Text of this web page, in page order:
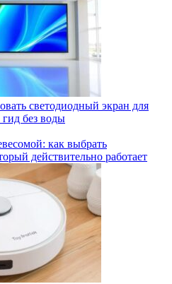
светодиодный экран для
без воды
как выбрать
действительно работает